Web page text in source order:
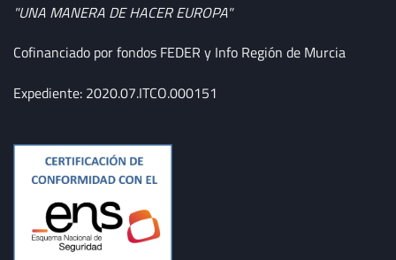
"UNA MANERA DE HACER EUROPA"
Cofinanciado por fondos FEDER y Info Región de Murcia
Expediente: 2020.07.ITCO.000151